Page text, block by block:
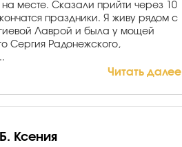
на месте. Сказали прийти через 10
праздники. Я живу рядом с
Лаврой и была у мощей
Сергия Радонежского,
Читать далее
Ксения